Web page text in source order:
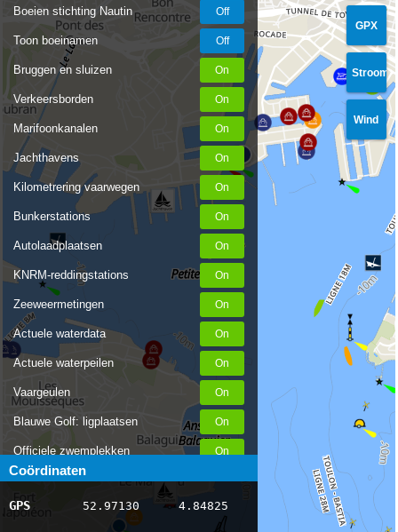
Boeien stichting Nautin
Toon boeinamen
Bruggen en sluizen
Verkeersborden
Marifoonkanalen
Jachthavens
Kilometrering vaarwegen
Bunkerstations
Autolaadplaatsen
KNRM-reddingstations
Zeeweermetingen
Actuele waterdata
Actuele waterpeilen
Vaargeulen
Blauwe Golf: ligplaatsen
Officiele zwemplekken
Stremmingen/hinder
AIS scheepsposities
Coördinaten
GPS 52.97130 4.84825
GPX
Stroom
Wind